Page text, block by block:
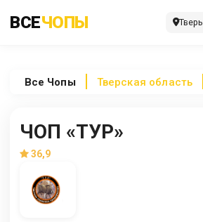
ВСЕЧОПЫ Тверь
Все Чопы Тверская область
ЧОП «ТУР»
36,9